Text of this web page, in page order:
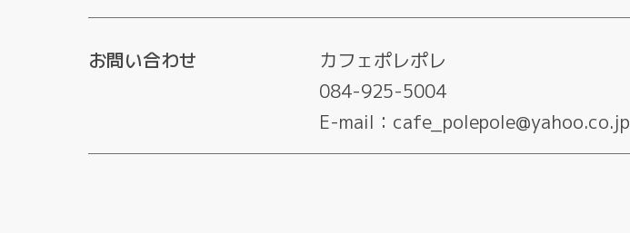
お問い合わせ
カフェポレポレ
084-925-5004
E-mail：cafe_polepole@yahoo.co.jp